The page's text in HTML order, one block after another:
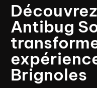
Antibug
Brignoles